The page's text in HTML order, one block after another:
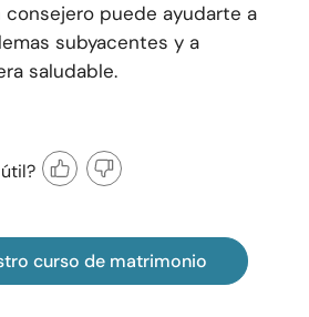
puede ayudarte a
subyacentes y a
saludable.
útil?
curso de matrimonio